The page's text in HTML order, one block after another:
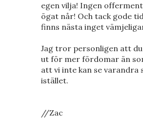
egen vilja! Ingen
ögat når! Och tack gode
finns nästa inget
Jag tror personligen att
ut för mer fördomar än
att vi inte kan se varandra
istället.
//Zac